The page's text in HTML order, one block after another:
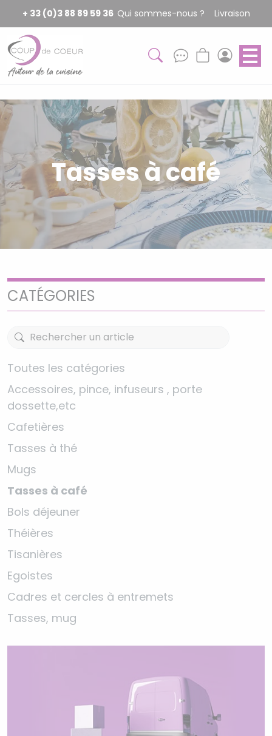
+ 33 (0)3 88 89 59 36 Qui sommes-nous ? Livraison
Tasses à café
CATÉGORIES
Toutes les catégories
Accessoires, pince, infuseurs , porte
dossette,etc
Cafetières
Tasses à thé
Mugs
Tasses à café
Bols déjeuner
Théières
Tisanières
Egoistes
Cadres et cercles à entremets
Tasses, mug
Panneau de gestion des cookies